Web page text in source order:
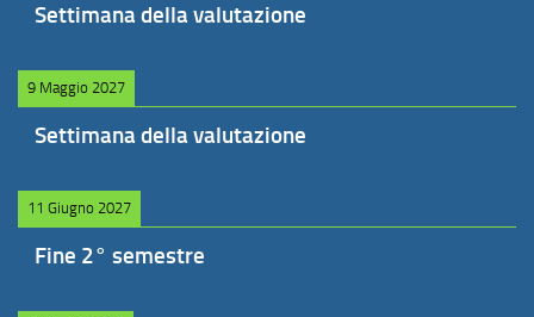
Settimana della valutazione
9 Maggio 2027
Settimana della valutazione
11 Giugno 2027
Fine 2° semestre